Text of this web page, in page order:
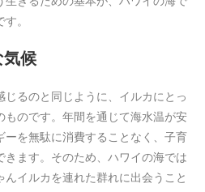
。
候
るのと同じように、イルカにとっ
ものです。年間を通じて海水温が安
ーを無駄に消費することなく、子育
ます。そのため、ハワイの海では
イルカを連れた群れに出会うこと